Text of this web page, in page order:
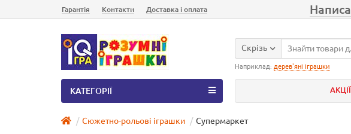
Гарантія Контакти Доставка і оплата
Скрізь
Наприклад: дерев'яні іграшки
КАТЕГОРІЇ
Сюжетно-рольові іграшки Супермаркет